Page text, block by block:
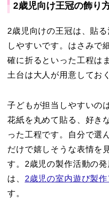
2歳児向け王冠の飾り
2歳児向けの王冠は、貼
しやすいです。はさみで
確に折るといった工程は
土台は大人が用意してお
子どもが担当しやすいの
花紙を丸めて貼る、好き
った工程です。自分で選
だけで嬉しそうな表情を
す。2歳児の製作活動の
は、 2歳児の室内遊び製
す。